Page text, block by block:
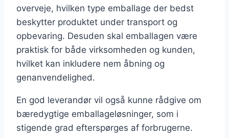
overveje, hvilken type emballage der bedst
beskytter produktet under transport og
opbevaring. Desuden skal emballagen være
praktisk for både virksomheden og kunden,
hvilket kan inkludere nem åbning og
genanvendelighed.
En god leverandør vil også kunne rådgive om
bæredygtige emballageløsninger, som i
stigende grad efterspørges af forbrugerne.